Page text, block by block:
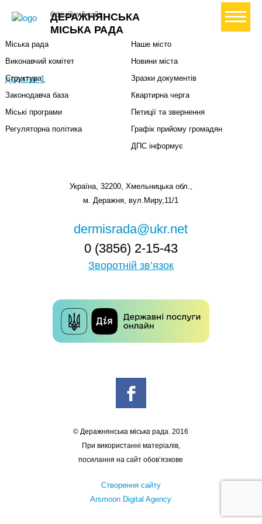
ДЕРАЖНЯНСЬКА
МІСЬКА РАДА
Офіційний сайт+ Створити петицію
додаток 1
Міський голова
Міська рада
Виконавчий комітет
Структура
Законодавча база
Міські програми
Регуляторна політика
Наше місто
Новини міста
Зразки документів
Квартирна черга
Петиції та звернення
Графік прийому громадян
ДПС інформує
Україна, 32200, Хмельницька обл.,
м. Деражня, вул.Миру,11/1
dermisrada@ukr.net
0 (3856) 2-15-43
Зворотній зв’язок
© Деражнянська міська рада. 2016
При використанні матеріалів,
посилання на сайт обов’язкове
Створення сайту
Arsmoon Digital Agency